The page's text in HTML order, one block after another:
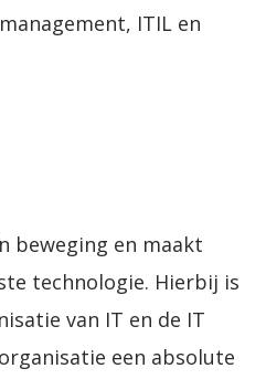
ITIL en
beweging en maakt
technologie. Hierbij is
van IT en de IT
een absolute